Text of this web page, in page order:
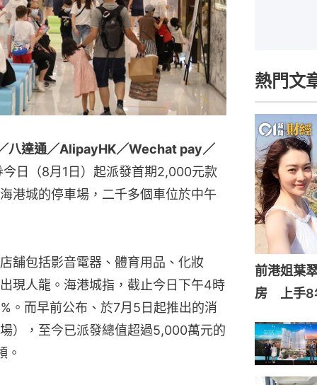
八達通／AlipayHK／Wechat pay／
日（8月1日）起派發首期2,000元款
港城的停車場，二千多個車位於中午
舖包括影音電器、體育用品、化妝
現人龍。海港城指，截止今日下午4時
。而早前公布、於7月5日起推出的消
），至今已派發總值超過5,000萬元的
。
熱門文
前港姐葉
房 上手8